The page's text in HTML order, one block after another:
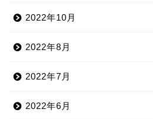
2022年10月
2022年8月
2022年7月
2022年6月